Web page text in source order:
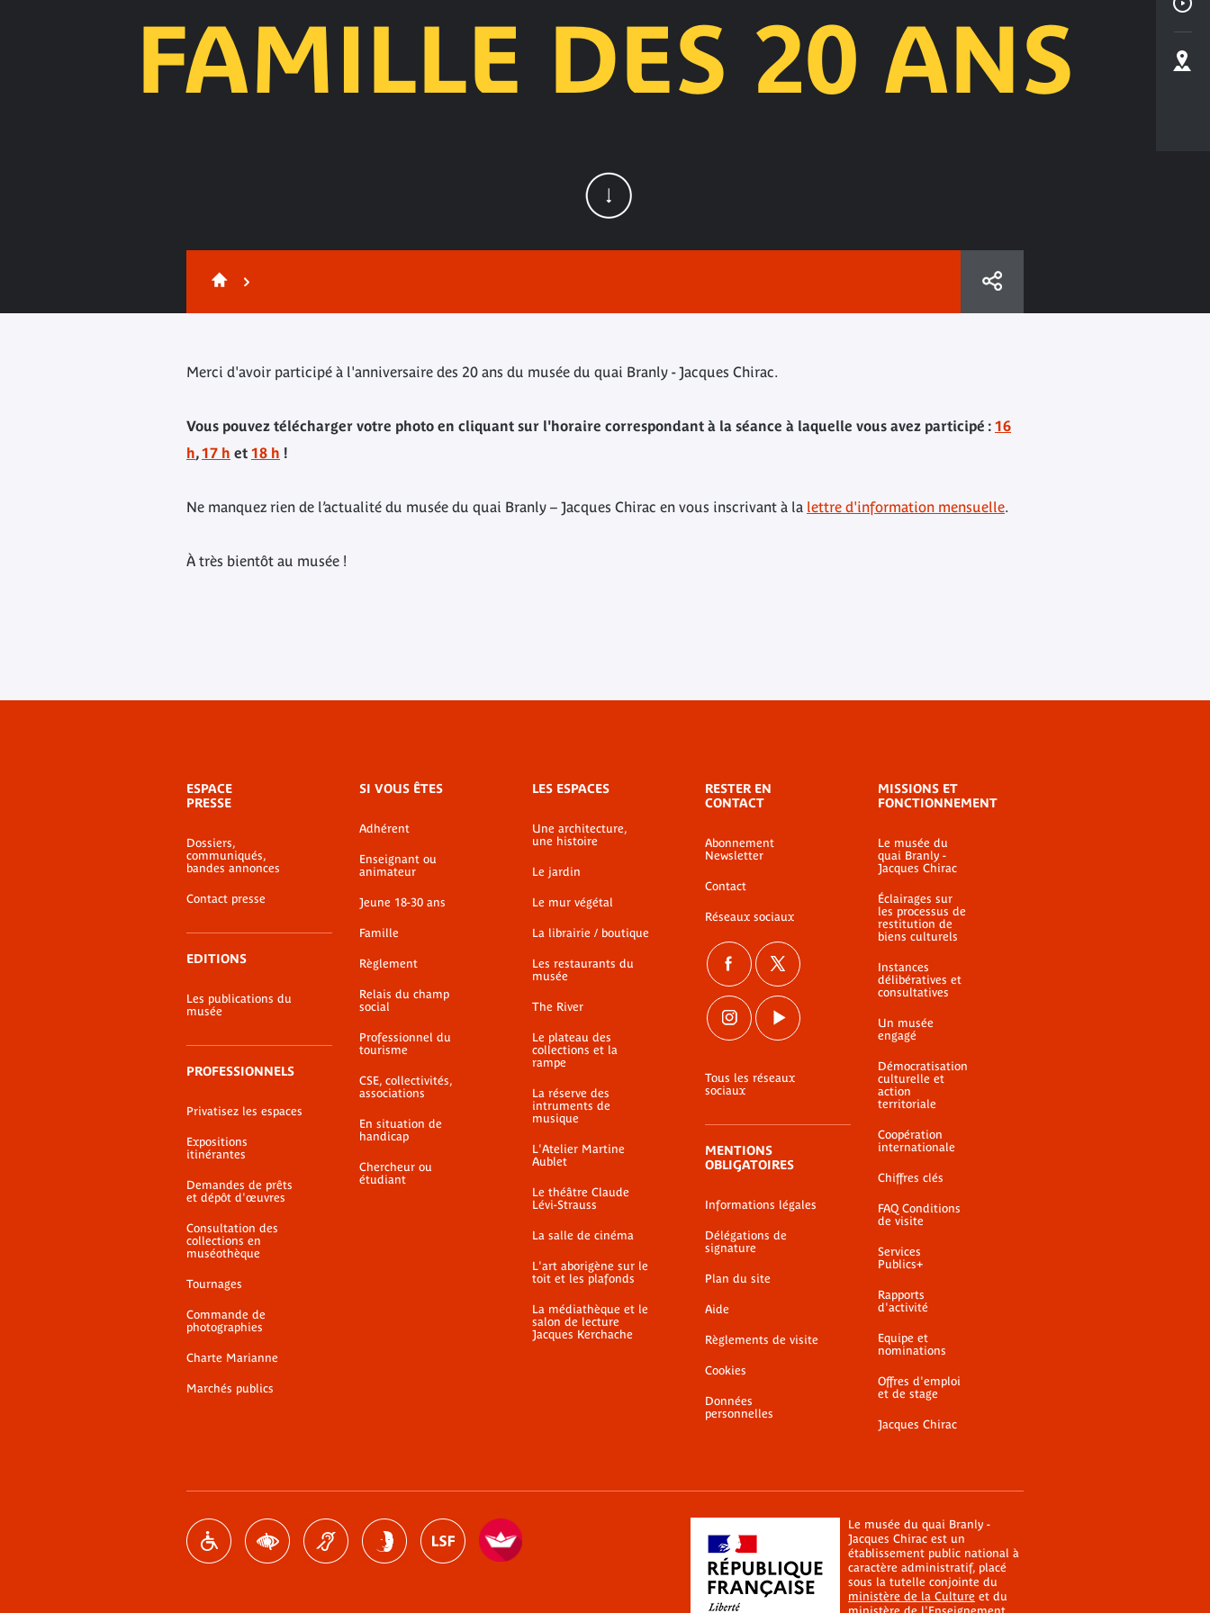
FAMILLE DES 20 ANS
Merci d'avoir participé à l'anniversaire des 20 ans du musée du quai Branly - Jacques Chirac.
Vous pouvez télécharger votre photo en cliquant sur l'horaire correspondant à la séance à laquelle vous avez participé : 16
h,17 h et 18 h !
Ne manquez rien de l’actualité du musée du quai Branly – Jacques Chirac en vous inscrivant à la lettre d'information mensuelle.
À très bientôt au musée !
de
bas-
page
ESPACE
PRESSE
Dossiers,
communiqués,
bandes annonces
Contact presse
EDITIONS
Les publications du
musée
PROFESSIONNELS
Privatisez les espaces
Expositions
itinérantes
Demandes de prêts
et dépôt d'œuvres
Consultation des
collections en
muséothèque
Tournages
Commande de
photographies
Charte Marianne
Marchés publics
SI VOUS ÊTES
Adhérent
Enseignant ou
animateur
Jeune 18-30 ans
Famille
Règlement
Relais du champ
social
Professionnel du
tourisme
CSE, collectivités,
associations
En situation de
handicap
Chercheur ou
étudiant
LES ESPACES
Une architecture,
une histoire
Le jardin
Le mur végétal
La librairie / boutique
Les restaurants du
musée
The River
Le plateau des
collections et la
rampe
La réserve des
intruments de
musique
L'Atelier Martine
Aublet
Le théâtre Claude
Lévi-Strauss
La salle de cinéma
L'art aborigène sur le
toit et les plafonds
La médiathèque et le
salon de lecture
Jacques Kerchache
RESTER EN
CONTACT
Abonnement
Newsletter
Contact
Réseaux sociaux
Tous les réseaux
sociaux
MENTIONS
OBLIGATOIRES
Informations légales
Délégations de
signature
Plan du site
Aide
Règlements de visite
Cookies
Données
personnelles
MISSIONS ET
FONCTIONNEMENT
Le musée du
quai Branly -
Jacques Chirac
Éclairages sur
les processus de
restitution de
biens culturels
Instances
délibératives et
consultatives
Un musée
engagé
Démocratisation
culturelle et
action
territoriale
Coopération
internationale
Chiffres clés
FAQ Conditions
de visite
Services
Publics+
Rapports
d'activité
Equipe et
nominations
Offres d'emploi
et de stage
Jacques Chirac
Le musée du quai Branly -
Jacques Chirac est un
établissement public national à
caractère administratif, placé
sous la tutelle conjointe du
ministère de la Culture et du